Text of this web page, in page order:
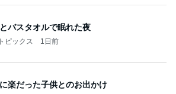
てやっと買い替えたお財布
ピックス 1日前
れ負傷した指定外来種の亀